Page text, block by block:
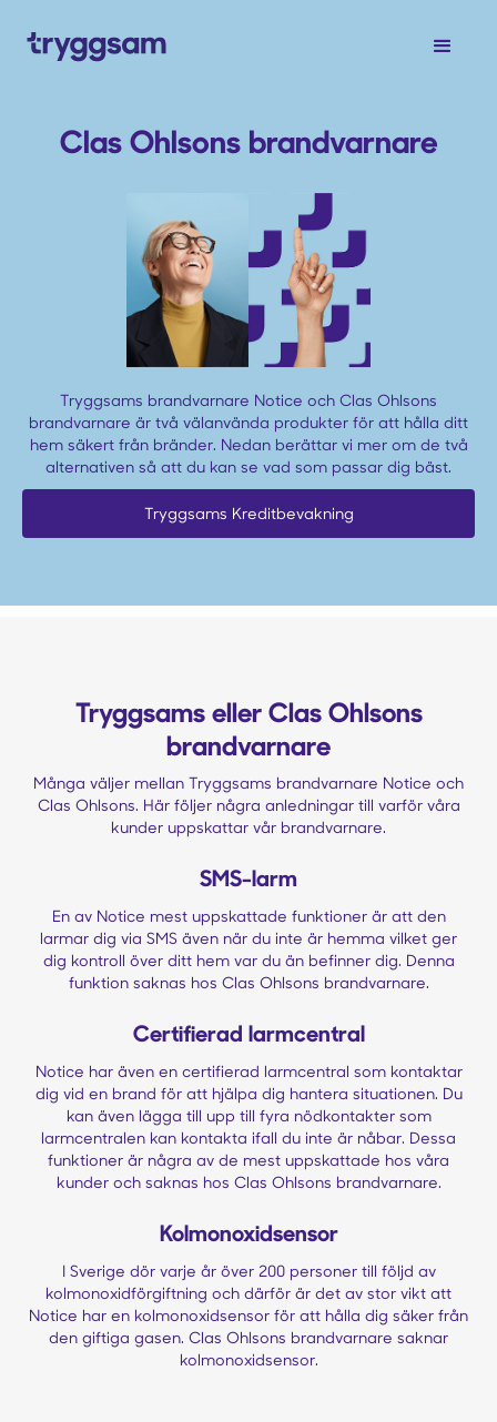
Clas Ohlsons brandvarnare
Tryggsams brandvarnare Notice och Clas Ohlsons
brandvarnare är två välanvända produkter för att hålla ditt
hem säkert från bränder. Nedan berättar vi mer om de två
alternativen så att du kan se vad som passar dig bäst.
Tryggsams Kreditbevakning
Tryggsams eller Clas Ohlsons
brandvarnare
Många väljer mellan Tryggsams brandvarnare Notice och
Clas Ohlsons. Här följer några anledningar till varför våra
kunder uppskattar vår brandvarnare.
SMS-larm
En av Notice mest uppskattade funktioner är att den
larmar dig via SMS även när du inte är hemma vilket ger
dig kontroll över ditt hem var du än befinner dig. Denna
funktion saknas hos Clas Ohlsons brandvarnare.
Certifierad larmcentral
Notice har även en certifierad larmcentral som kontaktar
dig vid en brand för att hjälpa dig hantera situationen. Du
kan även lägga till upp till fyra nödkontakter som
larmcentralen kan kontakta ifall du inte är nåbar. Dessa
funktioner är några av de mest uppskattade hos våra
kunder och saknas hos Clas Ohlsons brandvarnare.
Kolmonoxidsensor
I Sverige dör varje år över 200 personer till följd av
kolmonoxidförgiftning och därför är det av stor vikt att
Notice har en kolmonoxidsensor för att hålla dig säker från
den giftiga gasen. Clas Ohlsons brandvarnare saknar
kolmonoxidsensor.